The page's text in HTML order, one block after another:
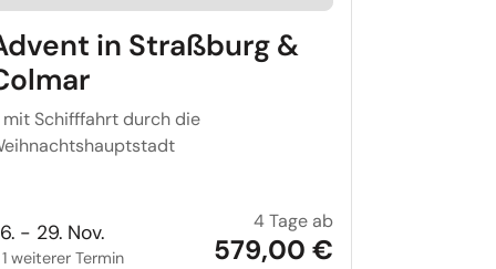
in Straßburg &
mit Schifffahrt durch die
- 29. Nov.
+ 1 weiterer Termin
Advent in
4 Tage ab
579,00 €